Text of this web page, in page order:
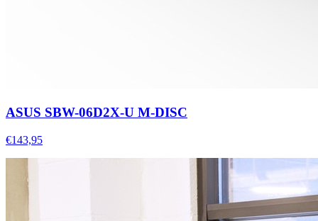
ASUS SBW-06D2X-U M-DISC
€143,95